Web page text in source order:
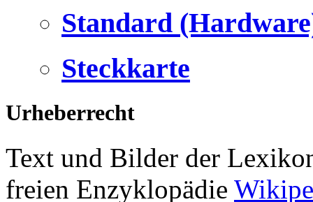
Standard
Steckkarte
Urheberrecht
Text und Bilder der
freien Enzyklopädie